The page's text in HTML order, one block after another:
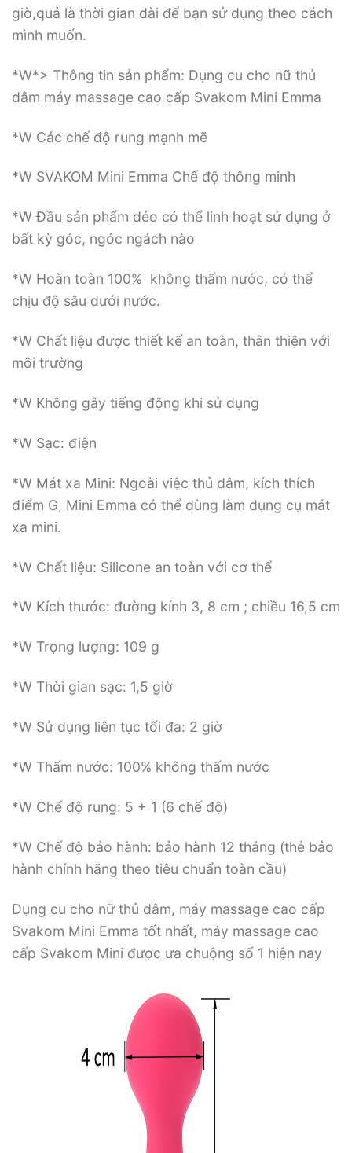
giờ,quả là thời gian dài để bạn sử dụng theo cách
mình muốn.
*W*> Thông tin sản phẩm: Dụng cu cho nữ thủ
dâm máy massage cao cấp Svakom Mini Emma
*W Các chế độ rung mạnh mẽ
*W SVAKOM Mini Emma Chế độ thông minh
*W Đầu sản phẩm dẻo có thể linh hoạt sử dụng ở
bất kỳ góc, ngóc ngách nào
*W Hoàn toàn 100% không thấm nước, có thể
chịu độ sâu dưới nước.
*W Chất liệu được thiết kế an toàn, thân thiện với
môi trường
*W Không gây tiếng động khi sử dụng
*W Sạc: điện
*W Mát xa Mini: Ngoài việc thủ dâm, kích thích
điểm G, Mini Emma có thể dùng làm dụng cụ mát
xa mini.
*W Chất liệu: Silicone an toàn với cơ thể
*W Kích thước: đường kính 3, 8 cm ; chiều 16,5 cm
*W Trọng lượng: 109 g
*W Thời gian sạc: 1,5 giờ
*W Sử dụng liên tục tối đa: 2 giờ
*W Thấm nước: 100% không thấm nước
*W Chế độ rung: 5 + 1 (6 chế độ)
*W Chế độ bảo hành: bảo hành 12 tháng (thẻ bảo
hành chính hãng theo tiêu chuẩn toàn cầu)
Dụng cu cho nữ thủ dâm, máy massage cao cấp
Svakom Mini Emma tốt nhất, máy massage cao
cấp Svakom Mini được ưa chuộng số 1 hiện nay